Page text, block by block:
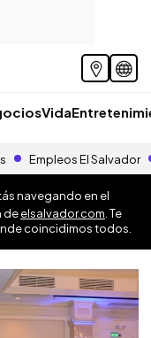
Vida
Empleos El Salvador
navegando en el
deelsalvador.com . Te
coincidimos todos.